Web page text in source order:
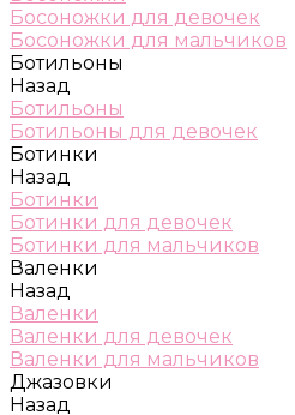
Босоножки для девочек
Босоножки для мальчиков
Ботильоны
Назад
Ботильоны
Ботильоны для девочек
Ботинки
Назад
Ботинки
Ботинки для девочек
Ботинки для мальчиков
Валенки
Назад
Валенки
Валенки для девочек
Валенки для мальчиков
Джазовки
Назад